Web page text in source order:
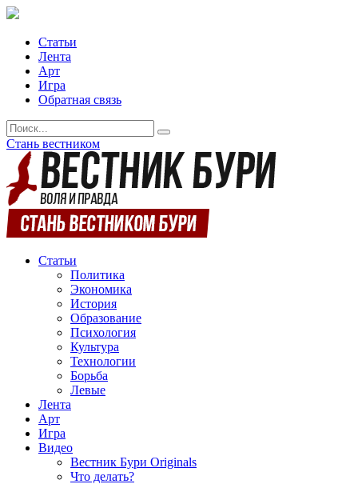
Статьи
Лента
Арт
Игра
Обратная связь
Стань вестником
Статьи
Политика
Экономика
История
Образование
Психология
Культура
Технологии
Борьба
Левые
Лента
Арт
Игра
Видео
Вестник Бури Originals
Что делать?